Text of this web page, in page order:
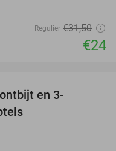
Regulier €31,50
€24
en 3-